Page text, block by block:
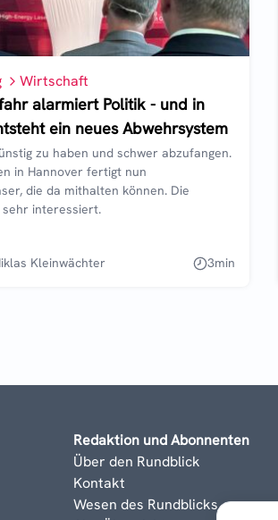
Wirtschaft
alarmiert Politik - und in
ein neues Abwehrsystem
zu haben und schwer abzufangen.
in Hannover fertigt nun
die da mithalten können. Die
sehr interessiert.
Kleinwächter 3min
Redaktion und Abonnenten
Über den Rundblick
Kontakt
Wesen des Rundblicks